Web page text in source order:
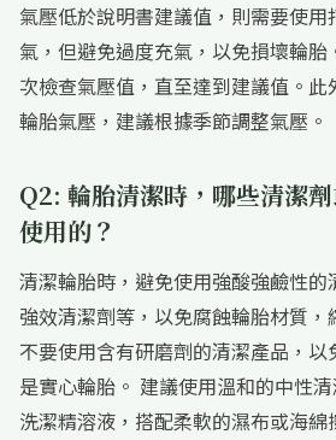
氣壓低於說明書建議值，則需要使
氣，但避免過度充氣，以免損壞輪
次檢查氣壓值，直至達到建議值。
輪胎氣壓，建議根據季節調整氣壓。
Q2: 輪胎清潔時，哪些清潔
使用的？
清潔輪胎時，避免使用強酸強鹼性的
強效清潔劑等，以免腐蝕輪胎材質，
不要使用含有研磨劑的清潔產品，
是實心輪胎。 建議使用溫和的中性
洗潔精溶液，搭配柔軟的濕布或海綿